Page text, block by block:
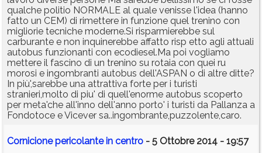
qualche politio NORMALE al quale venisse l'idea (hanno
fatto un CEM) di rimettere in funzione quel trenino con
migliorie tecniche moderne.Si risparmierebbe sul
carburante e non inquinerebbe affatto risp etto agli attuali
autobus funzionanti con ecodiesel.Ma poi vogliamo
mettere il fascino di un trenino su rotaia con quei ru
morosi e ingombranti autobus dell'ASPAN o di altre ditte?
In più',sarebbe una attrattiva forte per i turisti
stranieri,molto di piu' di quell'enorme autobus scoperto
per meta'che all'inno dell'anno porto' i turisti da Pallanza a
Fondotoce e Vicever sa..ingombrante,puzzolente,caro.
Cornicione pericolante in centro - 5 Ottobre 2014 - 19:57